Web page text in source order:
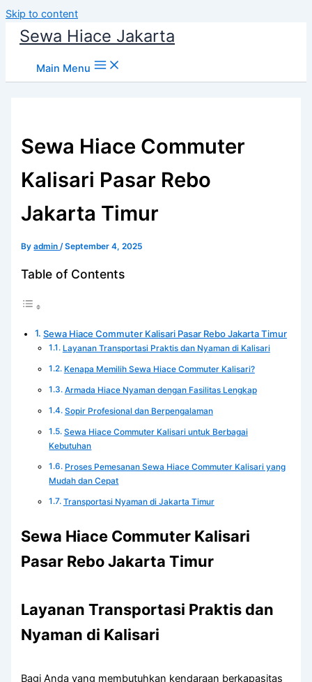
Skip to content
Sewa Hiace Jakarta
Main Menu
Sewa Hiace Commuter
Kalisari Pasar Rebo
Jakarta Timur
Byadmin/September 4, 2025
Table of Contents
Sewa Hiace Commuter Kalisari Pasar Rebo Jakarta Timur
Layanan Transportasi Praktis dan Nyaman di Kalisari
Kenapa Memilih Sewa Hiace Commuter Kalisari?
Armada Hiace Nyaman dengan Fasilitas Lengkap
Sopir Profesional dan Berpengalaman
Sewa Hiace Commuter Kalisari untuk Berbagai
Kebutuhan
Proses Pemesanan Sewa Hiace Commuter Kalisari yang
Mudah dan Cepat
Transportasi Nyaman di Jakarta Timur
Sewa Hiace Commuter Kalisari
Pasar Rebo Jakarta Timur
Layanan Transportasi Praktis dan
Nyaman di Kalisari
Bagi Anda yang membutuhkan kendaraan berkapasitas